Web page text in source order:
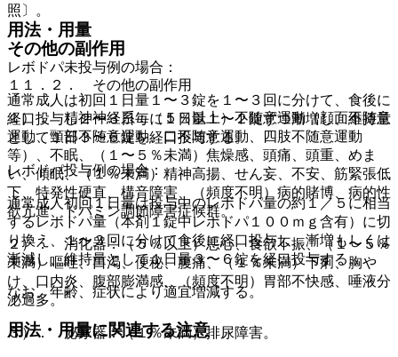
照〕。
その他の副作用
１１．２． その他の副作用
１）． 精神神経系：（５％以上）不随意運動（顔面不随意
運動、頸部不随意運動、口不随意運動、四肢不随意運動
等）、不眠、（１〜５％未満）焦燥感、頭痛、頭重、めま
い、傾眠、（１％未満）精神高揚、せん妄、不安、筋緊張低
下、特発性硬直、構音障害、（頻度不明）病的賭博、病的性
欲亢進、ドパミン調節障害症候群。
２）． 消化器：（５％以上）悪心、食欲不振、（１〜５％
未満）嘔吐、口渇、便秘、腹痛、（１％未満）下痢、胸や
け、口内炎、腹部膨満感、（頻度不明）胃部不快感、唾液分
泌過多。
３）． 泌尿器：（１％未満）排尿障害。
用法・用量
レボドパ未投与例の場合：
通常成人は初回１日量１〜３錠を１〜３回に分けて、食後に
経口投与し２〜３日毎に１日量１〜２錠ずつ漸増し、維持量
として１日３〜６錠を経口投与する。
レボドパ投与例の場合：
通常成人初回１日量は投与中のレボドパ量の約１／５に相当
するレボドパ量（本剤１錠中レボドパ１００ｍｇ含有）に切
り換え、１〜３回に分けて食後に経口投与し、漸増もしくは
漸減し、維持量として１日量３〜６錠を経口投与する。
なお、年齢、症状により適宜増減する。
用法・用量に関連する注意